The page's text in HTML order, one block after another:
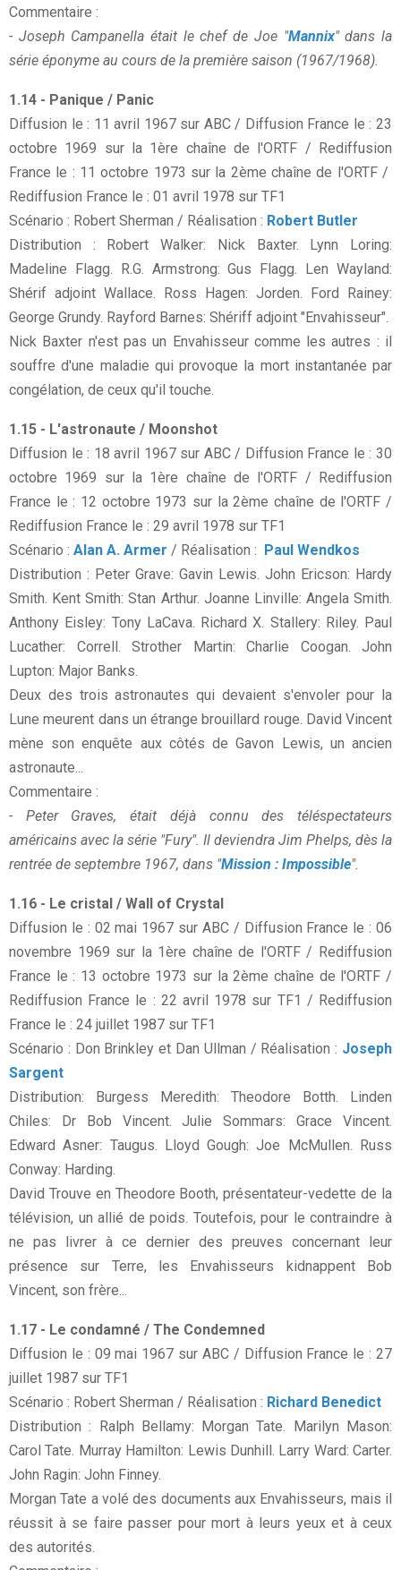
Commentaire :
- Joseph Campanella était le chef de Joe "Mannix" dans la
série éponyme au cours de la première saison (1967/1968).
1.14 - Panique / Panic
Diffusion le : 11 avril 1967 sur ABC / Diffusion France le : 23
octobre 1969 sur la 1ère chaîne de l'ORTF / Rediffusion
France le : 11 octobre 1973 sur la 2ème chaîne de l'ORTF /
Rediffusion France le : 01 avril 1978 sur TF1
Scénario : Robert Sherman / Réalisation : Robert Butler
Distribution : Robert Walker: Nick Baxter. Lynn Loring:
Madeline Flagg. R.G. Armstrong: Gus Flagg. Len Wayland:
Shérif adjoint Wallace. Ross Hagen: Jorden. Ford Rainey:
George Grundy. Rayford Barnes: Shériff adjoint "Envahisseur".
Nick Baxter n'est pas un Envahisseur comme les autres : il
souffre d'une maladie qui provoque la mort instantanée par
congélation, de ceux qu'il touche.
1.15 - L'astronaute / Moonshot
Diffusion le : 18 avril 1967 sur ABC / Diffusion France le : 30
octobre 1969 sur la 1ère chaîne de l'ORTF / Rediffusion
France le : 12 octobre 1973 sur la 2ème chaîne de l'ORTF /
Rediffusion France le : 29 avril 1978 sur TF1
Scénario : Alan A. Armer / Réalisation :
Paul Wendkos
Distribution : Peter Grave: Gavin Lewis. John Ericson: Hardy
Smith. Kent Smith: Stan Arthur. Joanne Linville: Angela Smith.
Anthony Eisley: Tony LaCava. Richard X. Stallery: Riley. Paul
Lucather: Correll. Strother Martin: Charlie Coogan. John
Lupton: Major Banks.
Deux des trois astronautes qui devaient s'envoler pour la
Lune meurent dans un étrange brouillard rouge. David Vincent
mène son enquête aux côtés de Gavon Lewis, un ancien
astronaute...
Commentaire :
- Peter Graves, était déjà connu des téléspectateurs
américains avec la série "Fury". Il deviendra Jim Phelps, dès la
rentrée de septembre 1967, dans "Mission : Impossible".
1.16 - Le cristal / Wall of Crystal
Diffusion le : 02 mai 1967 sur ABC / Diffusion France le : 06
novembre 1969 sur la 1ère chaîne de l'ORTF / Rediffusion
France le : 13 octobre 1973 sur la 2ème chaîne de l'ORTF /
Rediffusion France le : 22 avril 1978 sur TF1 / Rediffusion
France le : 24 juillet 1987 sur TF1
Scénario : Don Brinkley et Dan Ullman / Réalisation : Joseph
Sargent
Distribution: Burgess Meredith: Theodore Botth. Linden
Chiles: Dr Bob Vincent. Julie Sommars: Grace Vincent.
Edward Asner: Taugus. Lloyd Gough: Joe McMullen. Russ
Conway: Harding.
David Trouve en Theodore Booth, présentateur-vedette de la
télévision, un allié de poids. Toutefois, pour le contraindre à
ne pas livrer à ce dernier des preuves concernant leur
présence sur Terre, les Envahisseurs kidnappent Bob
Vincent, son frère...
1.17 - Le condamné / The Condemned
Diffusion le : 09 mai 1967 sur ABC / Diffusion France le : 27
juillet 1987 sur TF1
Scénario : Robert Sherman / Réalisation : Richard Benedict
Distribution : Ralph Bellamy: Morgan Tate. Marilyn Mason:
Carol Tate. Murray Hamilton: Lewis Dunhill. Larry Ward: Carter.
John Ragin: John Finney.
Morgan Tate a volé des documents aux Envahisseurs, mais il
réussit à se faire passer pour mort à leurs yeux et à ceux
des autorités.